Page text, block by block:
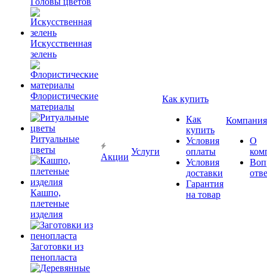
Искусственная
зелень
Флористические
материалы
Ритуальные
цветы
Кашпо,
плетеные
изделия
Заготовки из
пенопласта
Акции
Услуги
Как купить
Как
купить
Условия
оплаты
Условия
доставки
Гарантия
на товар
Компания
О